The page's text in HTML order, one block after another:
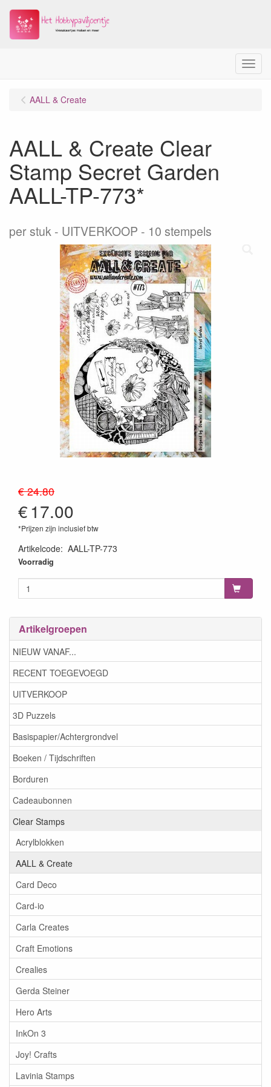
Menu
Artikelgroepen
NIEUW VANAF...
RECENT TOEGEVOEGD
UITVERKOOP
3D Puzzels
Basispapier/Achtergrondvel
Boeken / Tijdschriften
Borduren
Cadeaubonnen
Clear Stamps
Acrylblokken
AALL & Create
Card Deco
Card-io
Carla Creates
Craft Emotions
Crealies
Gerda Steiner
Hero Arts
InkOn 3
Joy! Crafts
Lavinia Stamps
AALL & Create
AALL & Create Clear
Stamp Secret Garden
AALL-TP-773*
per stuk UITVERKOOP - 10 stempels
€ 24.80
€17.00
*Prijzen zijn inclusief btw
Artikelcode: AALL-TP-773
5060979160025
Voorradig